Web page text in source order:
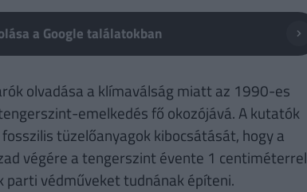
a Google találatokban
olvadása a klímaválság miatt az 1990-es
emelkedés fő okozójává. A kutatók
tüzelőanyagok kibocsátását, hogy a
végére a tengerszint évente 1 centiméterrel
parti védműveket tudnának építeni.